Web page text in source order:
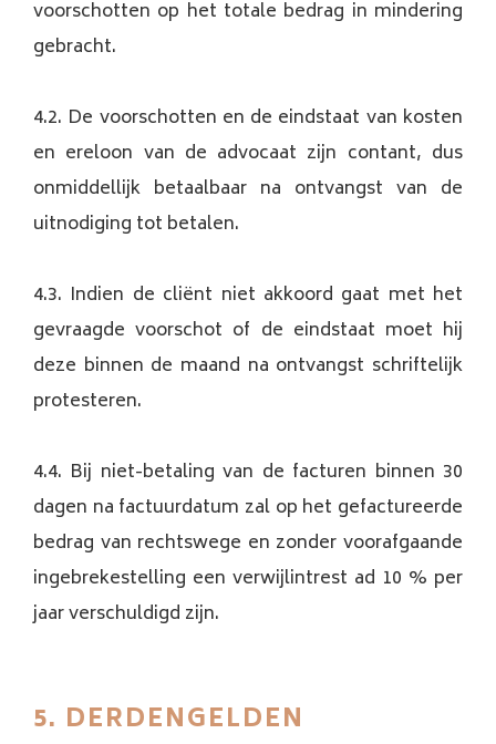
voorschotten op het totale bedrag in mindering
gebracht.
4.2. De voorschotten en de eindstaat van kosten
en ereloon van de advocaat zijn contant, dus
onmiddellijk betaalbaar na ontvangst van de
uitnodiging tot betalen.
4.3. Indien de cliënt niet akkoord gaat met het
gevraagde voorschot of de eindstaat moet hij
deze binnen de maand na ontvangst schriftelijk
protesteren.
4.4. Bij niet-betaling van de facturen binnen 30
dagen na factuurdatum zal op het gefactureerde
bedrag van rechtswege en zonder voorafgaande
ingebrekestelling een verwijlintrest ad 10 % per
jaar verschuldigd zijn.
5. DERDENGELDEN